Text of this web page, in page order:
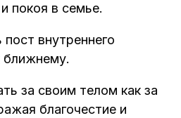
покоя в семье.
внутреннего
ближнему.
за своим телом как за
благочестие и